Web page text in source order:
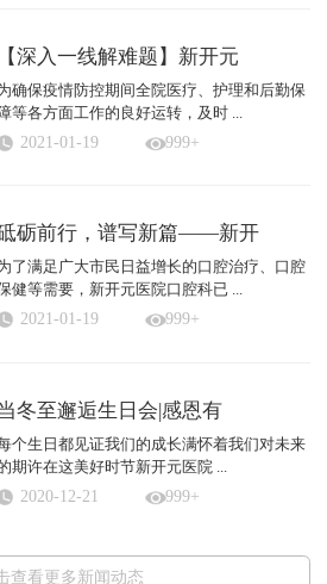
【深入一线解难题】新开元
确保疫情防控期间全院医疗、护理和后勤保
等各方面工作的良好运转，及时 ...
2021-01-19 999+
砺前行，谱写新篇——新开
了满足广大市民日益增长的口腔治疗、口腔
健等需要，新开元医院口腔科已 ...
2021-01-19 999+
冬至邂逅生日会|感恩有
个生日都见证我们的成长满怀着我们对未来
期许在这美好时节新开元医院 ...
2020-12-21 999+
查看更多新闻动态